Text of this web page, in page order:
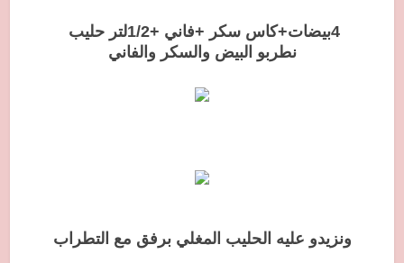
4بيضات+كاس سكر +فاني +1/2لتر حليب
نطربو البيض والسكر والفاني
ونزيدو عليه الحليب المغلي برفق مع التطراب